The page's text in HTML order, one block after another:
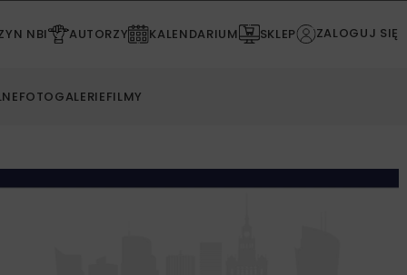
NBI AUTORZY KALENDARIUM SKLEP ZALOGUJ SIĘ
FOTOGALERIEFILMY